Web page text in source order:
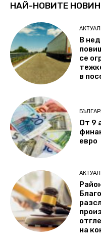
НАЙ-НОВИТЕ
В
се
в
От 9
евро
на